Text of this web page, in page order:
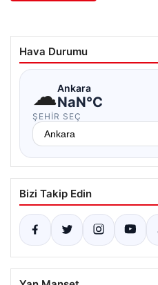
Hava Durumu
☁Ankara
NaN°C
ŞEHIR SEÇ
Bizi Takip Edin